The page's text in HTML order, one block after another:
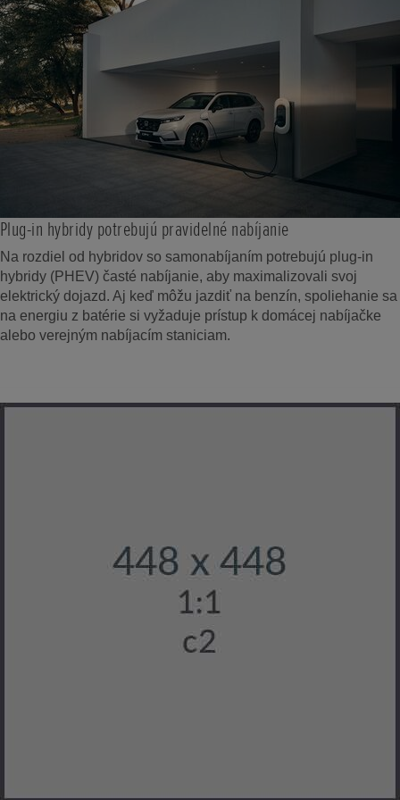
Plug-in hybridy potrebujú pravidelné nabíjanie
Na rozdiel od hybridov so samonabíjaním potrebujú plug-in
hybridy (PHEV) časté nabíjanie, aby maximalizovali svoj
elektrický dojazd. Aj keď môžu jazdiť na benzín, spoliehanie sa
na energiu z batérie si vyžaduje prístup k domácej nabíjačke
alebo verejným nabíjacím staniciam.